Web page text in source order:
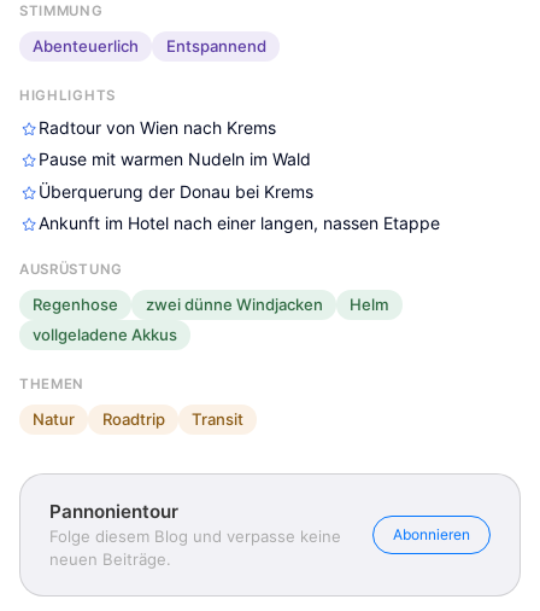
STIMMUNG
Abenteuerlich Entspannend
HIGHLIGHTS
Radtour von Wien nach Krems
Pause mit warmen Nudeln im Wald
Überquerung der Donau bei Krems
Ankunft im Hotel nach einer langen, nassen Etappe
AUSRÜSTUNG
Regenhose zwei dünne Windjacken
Helm
vollgeladene Akkus
THEMEN
Natur Roadtrip Transit
Pannonientour
Folge diesem Blog und verpasse keine
neuen Beiträge.
Abonnieren